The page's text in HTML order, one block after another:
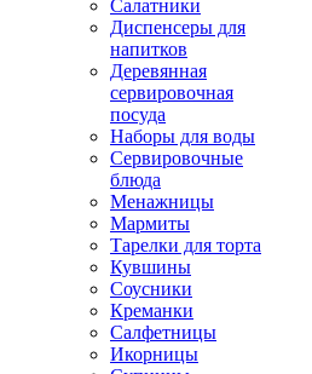
Салатники
Диспенсеры для
напитков
Деревянная
сервировочная
посуда
Наборы для воды
Сервировочные
блюда
Менажницы
Мармиты
Тарелки для торта
Кувшины
Соусники
Креманки
Салфетницы
Икорницы